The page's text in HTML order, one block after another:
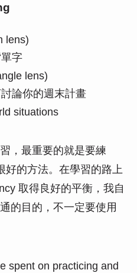
lens)
字
lens)
論你的週末計畫
situations
，最重要的就是要練
好的方法。在學習的路上
取得良好的平衡，我自
的目的，不一定要使用
spent on practicing and